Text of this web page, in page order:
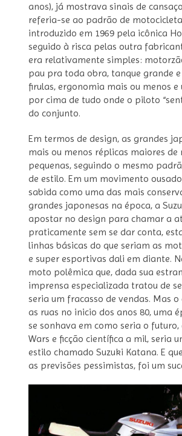
anos), já mostrava sinais de
referia-se ao padrão de
introduzido em 1969 pela icônica
seguido à risca pelas outra
era relativamente simples:
pau pra toda obra, tanque grande
firulas, ergonomia mais ou menos e
por cima de tudo onde o piloto
do conjunto.
Em termos de design, as grandes
mais ou menos réplicas maiores de
pequenas, seguindo o mesmo
de estilo. Em um movimento
sabida como uma das mais
grandes japonesas na época, a
apostar no design para chamar a
praticamente sem se dar conta,
linhas básicas do que seriam as
e super esportivas dali em diante.
moto polêmica que, dada sua
imprensa especializada tratou de
seria um fracasso de vendas. Mas o
as ruas no inicio dos anos 80, uma
se sonhava em como seria o
Wars e ficção científica a mil, seria
estilo chamado Suzuki Katana. E
as previsões pessimistas, foi um